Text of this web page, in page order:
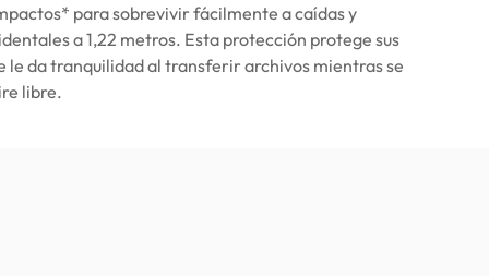
para sobrevivir fácilmente a caídas y
a 1,22 metros. Esta protección protege sus
le da tranquilidad al transferir archivos mientras se
libre.